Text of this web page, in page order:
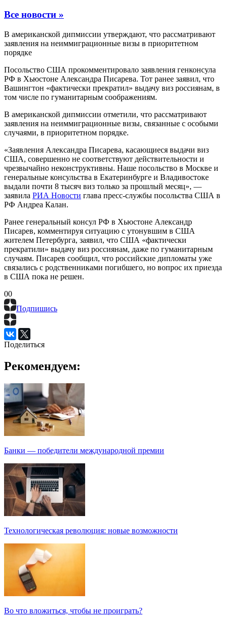
Все новости »
В американской дипмиссии утверждают, что рассматривают
заявления на неиммиграционные визы в приоритетном
порядке
Посольство США прокомментировало заявления генконсула
РФ в Хьюстоне Александра Писарева. Тот ранее заявил, что
Вашингтон «фактически прекратил» выдачу виз россиянам, в
том числе по гуманитарным соображениям.
В американской дипмиссии отметили, что рассматривают
заявления на неиммиграционные визы, связанные с особыми
случаями, в приоритетном порядке.
«Заявления Александра Писарева, касающиеся выдачи виз
США, совершенно не соответствуют действительности и
чрезвычайно неконструктивны. Наше посольство в Москве и
генеральные консульства в Екатеринбурге и Владивостоке
выдали почти 8 тысяч виз только за прошлый месяц», —
заявила РИА Новости глава пресс-службы посольства США в
РФ Андреа Калан.
Ранее генеральный консул РФ в Хьюстоне Александр
Писарев, комментируя ситуацию с утонувшим в США
жителем Петербурга, заявил, что США «фактически
прекратили» выдачу виз россиянам, даже по гуманитарным
случаям. Писарев сообщил, что российские дипломаты уже
связались с родственниками погибшего, но вопрос их приезда
в США пока не решен.
00
Подпишись
Поделиться
Рекомендуем:
Банки — победители международной премии
Технологическая революция: новые возможности
Во что вложиться, чтобы не проиграть?